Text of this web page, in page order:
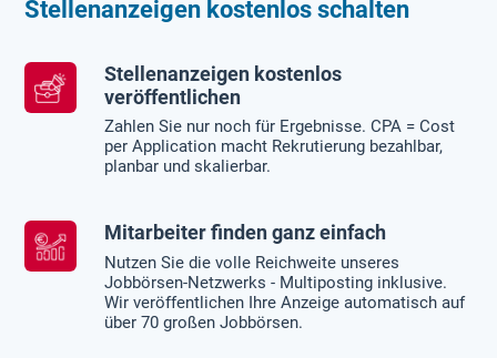
Stellenanzeigen kostenlos schalten
Stellenanzeigen kostenlos
veröffentlichen
Zahlen Sie nur noch für Ergebnisse. CPA = Cost
per Application macht Rekrutierung bezahlbar,
planbar und skalierbar.
Mitarbeiter finden ganz einfach
Nutzen Sie die volle Reichweite unseres
Jobbörsen-Netzwerks - Multiposting inklusive.
Wir veröffentlichen Ihre Anzeige automatisch auf
über 70 großen Jobbörsen.